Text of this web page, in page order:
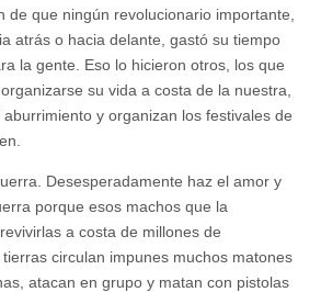
de que ningún revolucionario importante,
atrás o hacia delante, gastó su tiempo
la gente. Eso lo hicieron otros, los que
su vida a costa de la nuestra,
y organizan los festivales de
Desesperadamente haz el amor y
porque esos machos que la
a costa de millones de
circulan impunes muchos matones
atacan en grupo y matan con pistolas